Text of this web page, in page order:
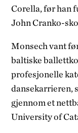
Corella, før han
John Cranko-
Monsech vant
baltiske
profesjonelle
dansekarrieren,
gjennom et
University of